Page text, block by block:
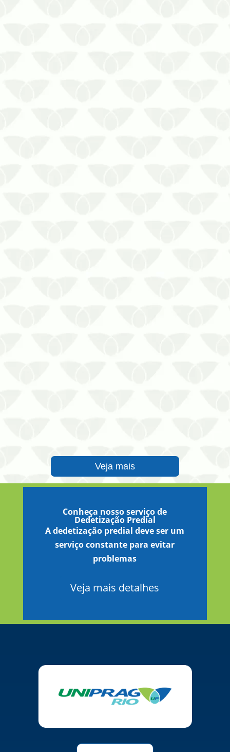
Veja mais
Conheça nosso serviço de
Dedetização Predial
A dedetização predial deve ser um
serviço constante para evitar
problemas
Veja mais detalhes